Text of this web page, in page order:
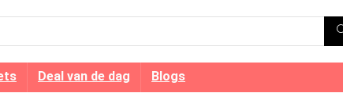
Deal van de dag Blogs